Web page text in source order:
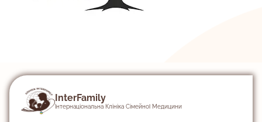
InterFamily
Інтернаціональна Клініка Сімейної Медицини